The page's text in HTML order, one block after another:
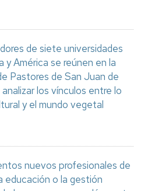
de siete universidades
y América se reúnen en la
Pastores de San Juan de
analizar los vínculos entre lo
y el mundo vegetal
nuevos profesionales de
educación o la gestión